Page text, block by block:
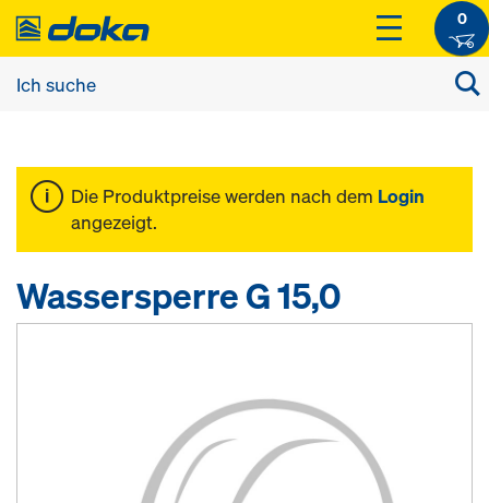
0
Die Produktpreise werden nach dem Login
angezeigt.
Wassersperre G 15,0